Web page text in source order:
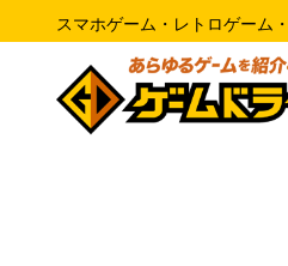
スマホゲーム・レトロゲーム